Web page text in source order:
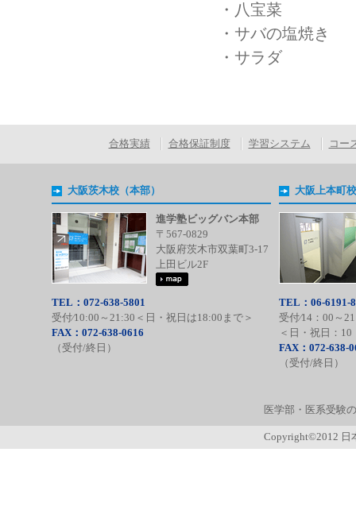
・八宝菜
・サバの塩焼き
・サラダ
合格実績 合格保証制度 学習システム コー
大阪茨木校（本部）
進学塾ビッグバン本部
〒567-0829
大阪府茨木市双葉町3-17
上田ビル2F
TEL：072-638-5801
受付⁄10:00～21:30＜日・祝日は18:00まで＞
FAX：072-638-0616
（受付/終日）
大阪上本町校
TEL：06-6191-
受付⁄14：00～
＜日・祝日：
FAX：072-638-
（受付/終日）
医学部・医系受験
Copyright©2012 日